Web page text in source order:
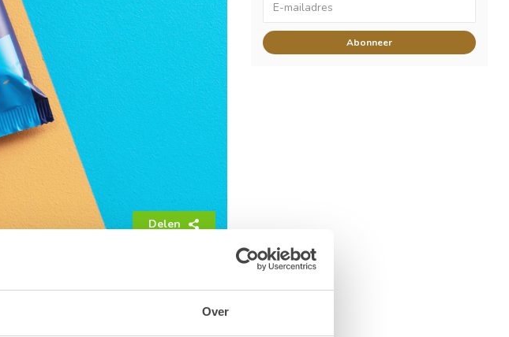
Over
Delen
van Leonidas zijn als kleine
Abonneer